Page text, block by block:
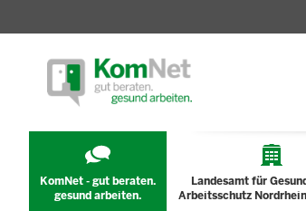
KomNet - gut beraten.
gesund arbeiten.
Landesamt für
Arbeitsschutz